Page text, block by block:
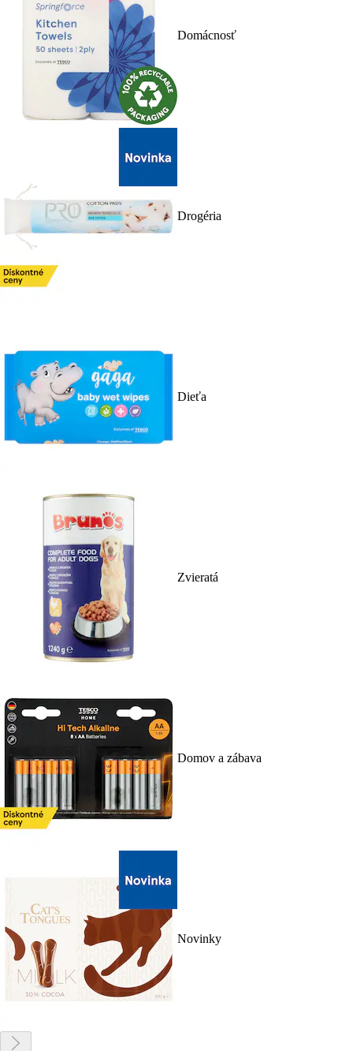
Domácnosť
Drogéria
Dieťa
Zvieratá
Domov a zábava
Novinky